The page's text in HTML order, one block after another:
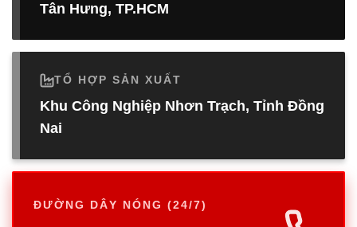
Tân Hưng, TP.HCM
TỔ HỢP SẢN XUẤT
Khu Công Nghiệp Nhơn Trạch, Tỉnh Đồng
Nai
ĐƯỜNG DÂY NÓNG (24/7)